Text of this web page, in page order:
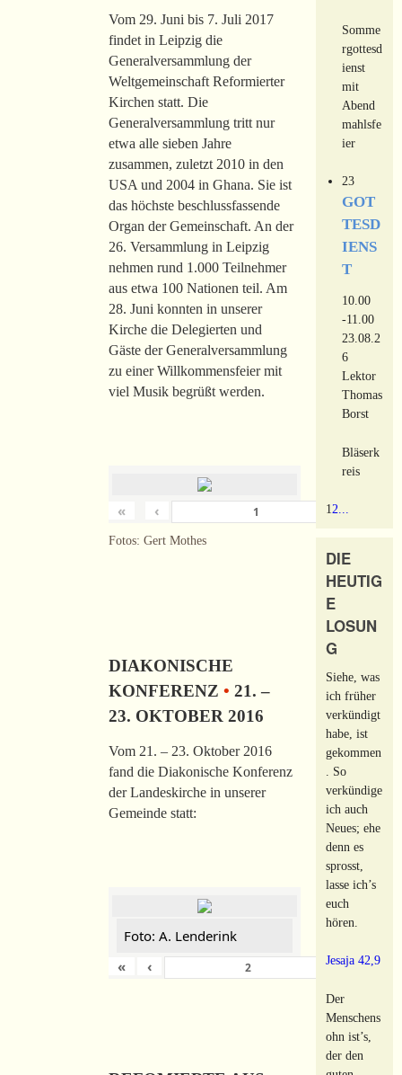
Vom 29. Juni bis 7. Juli 2017
findet in Leipzig die
Generalversammlung der
Weltgemeinschaft Reformierter
Kirchen statt. Die
Generalversammlung tritt nur
etwa alle sieben Jahre
zusammen, zuletzt 2010 in den
USA und 2004 in Ghana. Sie ist
das höchste beschlussfassende
Organ der Gemeinschaft. An der
26. Versammlung in Leipzig
nehmen rund 1.000 Teilnehmer
aus etwa 100 Nationen teil. Am
28. Juni konnten in unserer
Kirche die Delegierten und
Gäste der Generalversammlung
zu einer Willkommensfeier mit
viel Musik begrüßt werden.
« ‹ von
Fotos: Gert Mothes
DIAKONISCHE
KONFERENZ • 21. –
23. OKTOBER 2016
Vom 21. – 23. Oktober 2016
fand die Diakonische Konferenz
der Landeskirche in unserer
Gemeinde statt:
Foto: A. Lenderink
«
‹ von 149
Somme
rgottesd
ienst
mit
Abend
mahlsfe
ier
23
GOT
TESD
IENS
T
10.00
-11.00
23.08.2
6
Lektor
Thomas
Borst
Bläserk
reis
12...
DIE
HEUTIG
E
LOSUN
G
Siehe, was
ich früher
verkündigt
habe, ist
gekommen
. So
verkündige
ich auch
Neues; ehe
denn es
sprosst,
lasse ich’s
euch
hören.
Jesaja 42,9
Der
Menschens
ohn ist’s,
der den